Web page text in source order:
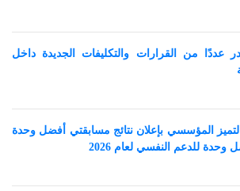
عددًا من القرارات والتكليفات الجديدة داخل
المؤسسي بإعلان نتائج مسابقتي أفضل وحدة
وحدة للدعم النفسي لعام 2026